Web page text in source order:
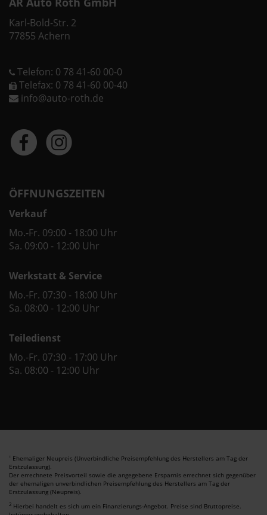
Karl-Bold-Str. 2
77855 Achern
Telefon: 0 78 41-60 00-0
Telefax: 0 78 41-60 00-40
info@auto-roth.de
ÖFFNUNGSZEITEN
Verkauf
Mo.-Fr. 09:00 - 18:00 Uhr
Sa. 09:00 - 12:00 Uhr
Werkstatt & Service
Mo.-Fr. 07:30 - 18:00 Uhr
Sa. 08:00 - 12:00 Uhr
Teiledienst
Mo.-Fr. 07:30 - 17:00 Uhr
Sa. 08:00 - 12:00 Uhr
1 Ehemaliger Neupreis (Unverbindliche Preisempfehlung des Herstellers am Tag der
Erstzulassung).
Der errechnete Preisvorteil sowie die angegebene Ersparnis errechnet sich gegenüber
der ehemaligen unverbindlichen Preisempfehlung des Herstellers am Tag der
Erstzulassung (Neupreis).
2 Hierbei handelt es sich um ein Finanzierungs-Angebot. Preise sind Bruttopreise.